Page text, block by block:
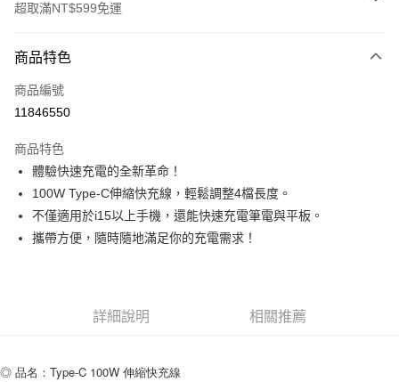
超取滿NT$599免運
信用卡一次付款
超商取貨付款
Apple Pay
街口支付
悠遊付
商品特色
商品編號
11846550
商品特色
體驗快速充電的全新革命！
100W Type-C伸縮快充線，輕鬆調整4檔長度。
不僅適用於i15以上手機，還能快速充電筆電與平板。
攜帶方便，隨時隨地滿足你的充電需求！
詳細說明 相關推薦
◎ 品名：Type-C 100W 伸縮快充線